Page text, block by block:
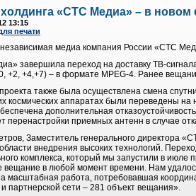
«СТС Медиа» – в
13:15
печати
медиа компания России «СТС
завершила переход на доставку ТВ-
+2, +4,+7) – в формате MPEG-4. Ранее
также была осуществлена смена
космических аппаратах были переведены
дополнительная
перенастройки приемных антенн в случае
Заместитель генерального директора
внедрения высоких технологий.
комплекса, который мы запустили в июле
в любой момент времени. Нам
масштабная работа, потребовавшая
партнерской сети – 281 объект вещания».